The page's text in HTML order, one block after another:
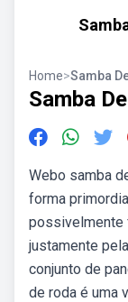
Home>Samba
Samba
Webo samba
forma
possivelmente
justamente
conjunto de
de roda é uma